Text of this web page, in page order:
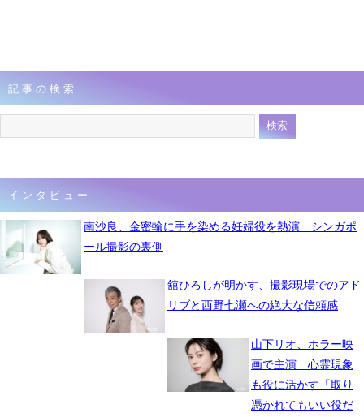
記事の検索
インタビュー
南沙良、金密輸に手を染める妊婦役を熱演 シンガポ
ール撮影の裏側
舘ひろしが明かす、撮影現場でのアド
リブと西野七瀬への絶大な信頼感
山下リオ、ホラー映
画で主演 心霊現象
も役に活かす「取り
憑かれてもいい役だ